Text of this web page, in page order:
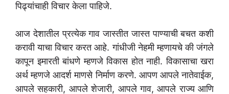
पिढ्यांचाही विचार केला पाहिजे.
आज देशातील प्रत्येक गाव जास्तीत जास्त पाण्याची बचत कशी
करावी याचा विचार करत आहे. गांधीजी नेहमी म्हणायचे की जंगले
कापून इमारती बांधणे म्हणजे विकास होत नाही. विकासाचा खरा
अर्थ म्हणजे आदर्श माणसे निर्माण करणे. आपण आपले नातेवाईक,
आपले सहकारी, आपले शेजारी, आपले गाव, आपले राज्य आणि